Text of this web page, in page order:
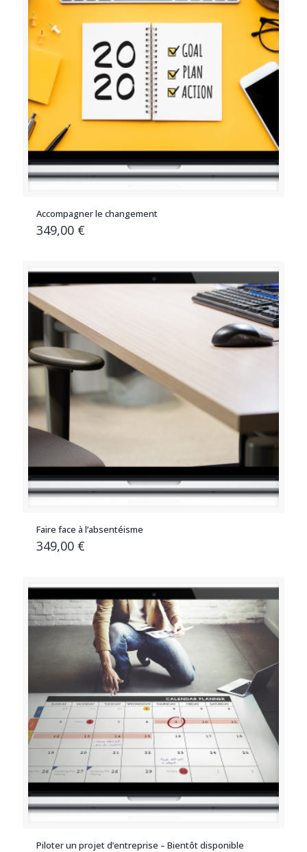
Accompagner le changement
349,00 €
Faire face à l’absentéisme
349,00 €
Piloter un projet d’entreprise – Bientôt disponible